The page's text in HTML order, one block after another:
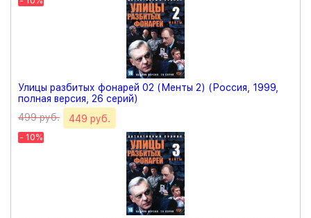
Улицы разбитых фонарей 02 (Менты 2) (Россия, 1999,
полная версия, 26 серий)
499 руб.
449 руб.
- 10%